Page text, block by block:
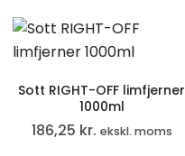
Sott RIGHT-OFF limfjerner
1000ml
186,25 kr. ekskl. moms